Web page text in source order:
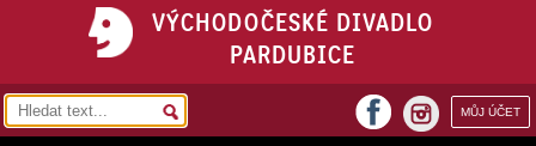
VÝCHODOČESKÉ DIVADLO
PARDUBICE
MŮJ ÚČET
facebook